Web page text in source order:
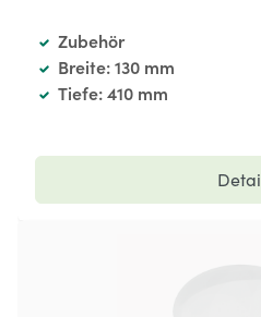
Zubehör
Breite: 130 mm
Tiefe: 410 mm